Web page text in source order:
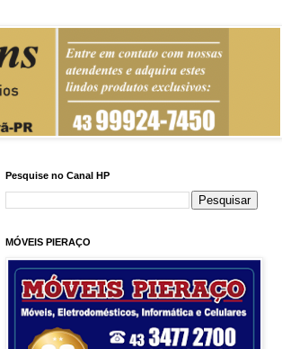
Pesquise no Canal HP
MÓVEIS PIERAÇO